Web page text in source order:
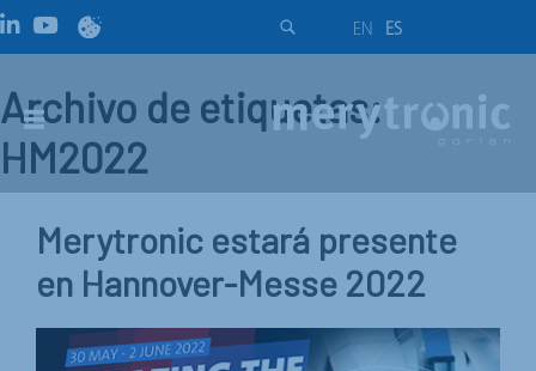
EN ES
Archivo de etiquetas:
HM2022
Merytronic estará presente
en Hannover-Messe 2022